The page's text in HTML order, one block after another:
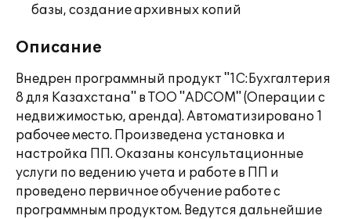
базы, создание архивных копий
Описание
Внедрен программный продукт "1С:Бухгалтерия
8 для Казахстана" в ТОО "ADCOM" (Операции с
недвижимостью, аренда). Автоматизировано 1
рабочее место. Произведена установка и
настройка ПП. Оказаны консультационные
услуги по ведению учета и работе в ПП и
проведено первичное обучение работе с
программным продуктом. Ведутся дальнейшие